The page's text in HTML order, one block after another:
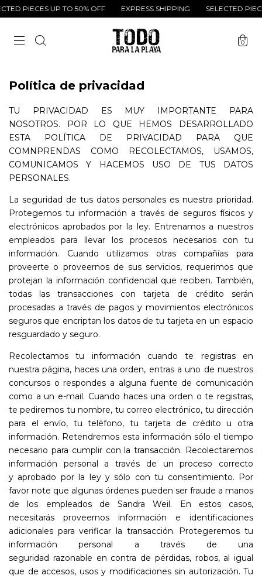
PIECES UP TO 50% OFF EXPRESS SHIPPING SELECTED
0
Política de privacidad
TU PRIVACIDAD ES MUY IMPORTANTE PARA
NOSOTROS. POR LO QUE HEMOS DESARROLLADO
ESTA POLÍTICA DE PRIVACIDAD PARA QUE
COMNPRENDAS COMO RECOLECTAMOS, USAMOS,
COMUNICAMOS Y HACEMOS USO DE TUS DATOS
PERSONALES.
La seguridad de tus datos personales es nuestra prioridad.
Protegemos tu información a través de seguros físicos y
electrónicos aprobados por la ley. Entrenamos a nuestros
empleados para llevar los procesos necesarios con tu
información. Cuando utilizamos otras compañías para
proveerte o proveernos de sus servicios, requerimos que
protejan la información confidencial que reciben. También,
todas las transacciones con tarjeta de crédito serán
procesadas a través de pagos y movimientos electrónicos
seguros que encriptan los datos de tu tarjeta en un espacio
resguardado y seguro.
Recolectamos tu información cuando te registras en
nuestra página, haces una orden, entras a uno de nuestros
concursos o respondes a alguna fuente de comunicación
como a un e-mail. Cuando haces una orden o te registras,
te pediremos tu nombre, tu correo electrónico, tu dirección
para el envío, tu teléfono, tu tarjeta de crédito u otra
información. Retendremos esta información sólo el tiempo
necesario para cumplir con la transacción. Recolectaremos
información personal a través de un proceso correcto
y aprobado por la ley y sólo con tu consentimiento. Por
favor note que algunas órdenes pueden ser fraude a manos
de los empleados de Sandra Weil. En estos casos,
necesitarás proveernos información e identificaciones
adicionales para verificar la transacción. Protegeremos tu
información personal a través de una
seguridad razonable en contra de pérdidas, robos, al igual
que de accesos, usos y modificaciones sin autorización. Tu